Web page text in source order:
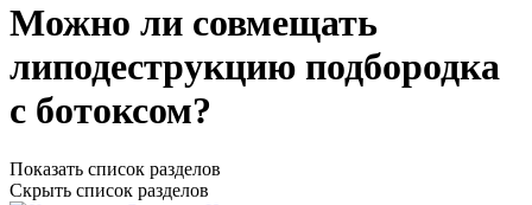
Можно ли совмещать
липодеструкцию подбородка
с ботоксом?
Показать список разделов
Скрыть список разделов